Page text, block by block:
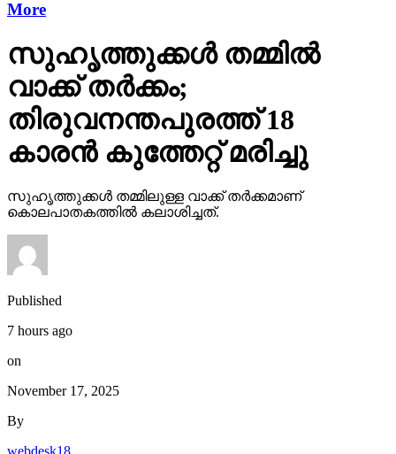
More
സുഹൃത്തുക്കള്‍ തമ്മില്‍
വാക്ക് തര്‍ക്കം;
തിരുവനന്തപുരത്ത് 18
കാരന്‍ കുത്തേറ്റ് മരിച്ചു
സുഹൃത്തുക്കള്‍ തമ്മിലുള്ള വാക്ക് തര്‍ക്കമാണ്
കൊലപാതകത്തില്‍ കലാശിച്ചത്.
Published
7 hours ago
on
November 17, 2025
By
webdesk18